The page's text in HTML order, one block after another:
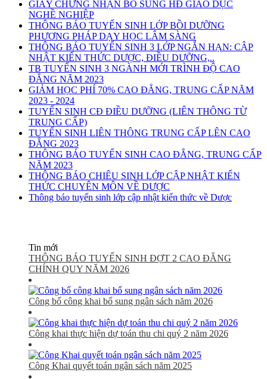
GIẤY CHỨNG NHẬN BỔ SUNG HĐ GIÁO DỤC
NGHỀ NGHIỆP
THÔNG BÁO TUYỂN SINH LỚP BỒI DƯỠNG
PHƯƠNG PHÁP DẠY HỌC LÂM SÀNG
THÔNG BÁO TUYỂN SINH 3 LỚP NGẮN HẠN: CẬP
NHẬT KIẾN THỨC DƯỢC, ĐIỀU DƯỠNG,..
TB TUYỂN SINH 3 NGÀNH MỚI TRÌNH ĐỘ CAO
ĐẲNG NĂM 2023
GIẢM HỌC PHÍ 70% CAO ĐẲNG, TRUNG CẤP NĂM
2023 - 2024
TUYỂN SINH CĐ ĐIỀU DƯỠNG (LIÊN THÔNG TỪ
TRUNG CẤP)
TUYỂN SINH LIÊN THÔNG TRUNG CẤP LÊN CAO
ĐẲNG 2023
THÔNG BÁO TUYỂN SINH CAO ĐẲNG, TRUNG CẤP
NĂM 2023
THÔNG BÁO CHIÊU SINH LỚP CẬP NHẬT KIẾN
THỨC CHUYÊN MÔN VỀ DƯỢC
Thông báo tuyển sinh lớp cập nhật kiến thức về Dược
Tin mới
THÔNG BÁO TUYỂN SINH ĐỢT 2 CAO ĐẲNG
CHÍNH QUY NĂM 2026
Công bố công khai bổ sung ngân sách năm 2026
Công khai thực hiện dự toán thu chi quý 2 năm 2026
Công Khai quyết toán ngân sách năm 2025